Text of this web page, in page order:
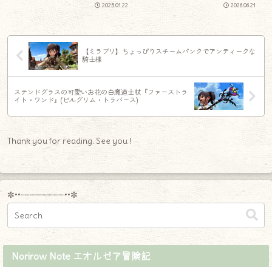
2025.01.22 2026.06.21
【ミラプリ】ちょっぴりスチームパンクでアンティークな
騎士様
ステンドグラスの可愛いお花の白魔道士杖『ファーストラ
イト・ワンド』(ピルグリム・トラバース)
Thank you for reading. See you !
✼••┈┈┈┈┈┈┈┈┈••✼
Norirow Note エオルゼア冒険記